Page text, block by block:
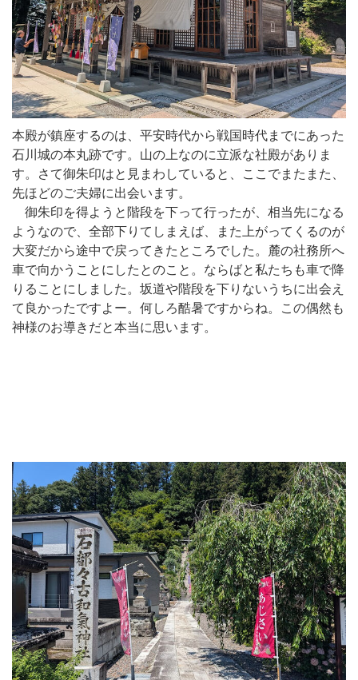
本殿が鎮座するのは、平安時代から戦国時代までにあった
石川城の本丸跡です。山の上なのに立派な社殿がありま
す。さて御朱印はと見まわしていると、ここでまたまた、
先ほどのご夫婦に出会います。
御朱印を得ようと階段を下って行ったが、相当先になる
ようなので、全部下りてしまえば、また上がってくるのが
大変だから途中で戻ってきたところでした。麓の社務所へ
車で向かうことにしたとのこと。ならばと私たちも車で降
りることにしました。坂道や階段を下りないうちに出会え
て良かったですよー。何しろ酷暑ですからね。この偶然も
神様のお導きだと本当に思います。